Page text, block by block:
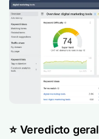
⭐️ Veredicto